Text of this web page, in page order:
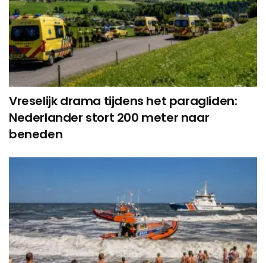
Vreselijk drama tijdens het paragliden:
Nederlander stort 200 meter naar
beneden